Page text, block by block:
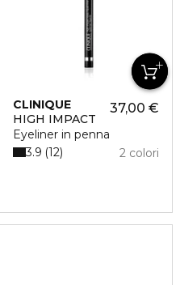
CLINIQUE
HIGH IMPACT
Eyeliner in penna
37,00 €
2 colori
3.9 12